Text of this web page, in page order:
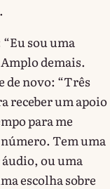
sou uma
demais.
de novo: “Três
receber um apoio
para me
Tem uma
ou uma
escolha sobre